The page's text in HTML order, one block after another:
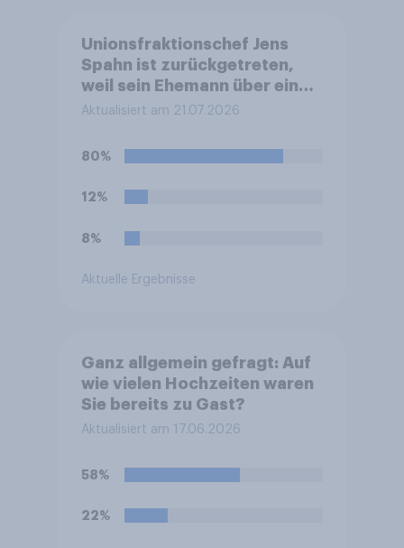
Unionsfraktionschef Jens
Spahn ist zurückgetreten,
weil sein Ehemann über eine
Leihmutterschaft im Ausland
Deutschland ist die
Vermittlung und
medizinische Ausführung der
Wie stehen Sie zu dem
Aktualisiert am 21.07.2026
80%
12%
8%
Aktuelle Ergebnisse
Ganz allgemein gefragt: Auf
wie vielen Hochzeiten waren
Sie bereits zu Gast?
Aktualisiert am 17.06.2026
58%
22%